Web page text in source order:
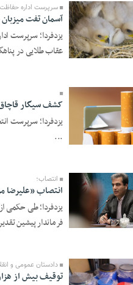
16 Ordibehesht 1405 -
سرپرست اداره
آسمان تفت
یزدفردا؛ سرپرست
عقاب طلایی در
08 Ordibehesht 1405 -
کشف سیگار
یزدفردا؛ سرپرست
...
26 Farvardin 1405 -
انتصاب؛
انتصاب «علیرضا
یزدفردا؛ طی حکمی
فرماندار پیشین
دادستان عمومی و
توقیف بیش از